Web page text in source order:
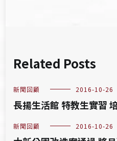
Related Posts
新聞回顧 2016-10-26
長揚生活館 特教生實習
新聞回顧 2016-10-26